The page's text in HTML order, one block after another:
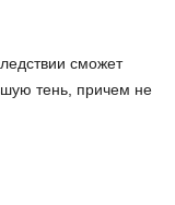
сможет
тень, причем не